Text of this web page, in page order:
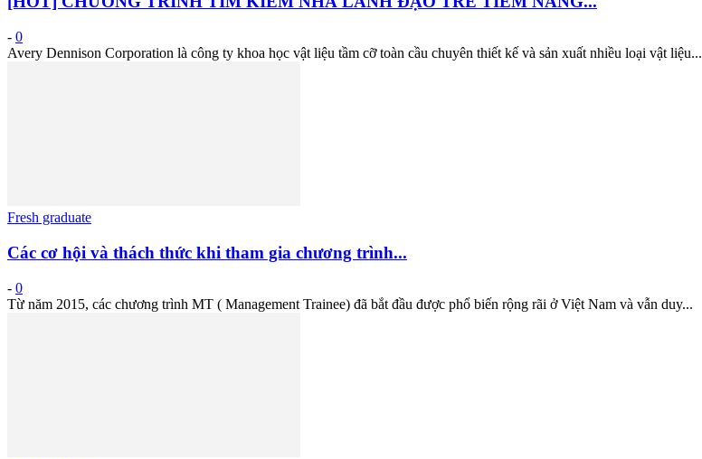
- 0
Avery Dennison Corporation là công ty khoa học vật liệu tầm cỡ toàn cầu chuyên thiết kế và sản xuất nhiều loại vật liệu...
Fresh graduate
Các cơ hội và thách thức khi tham gia chương trình...
- 0
Từ năm 2015, các chương trình MT ( Management Trainee) đã bắt đầu được phổ biến rộng rãi ở Việt Nam và vẫn duy...